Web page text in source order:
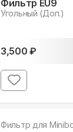
Фильтр EU9
Угольный (Доп.)
3,500 ₽
Фильтр для